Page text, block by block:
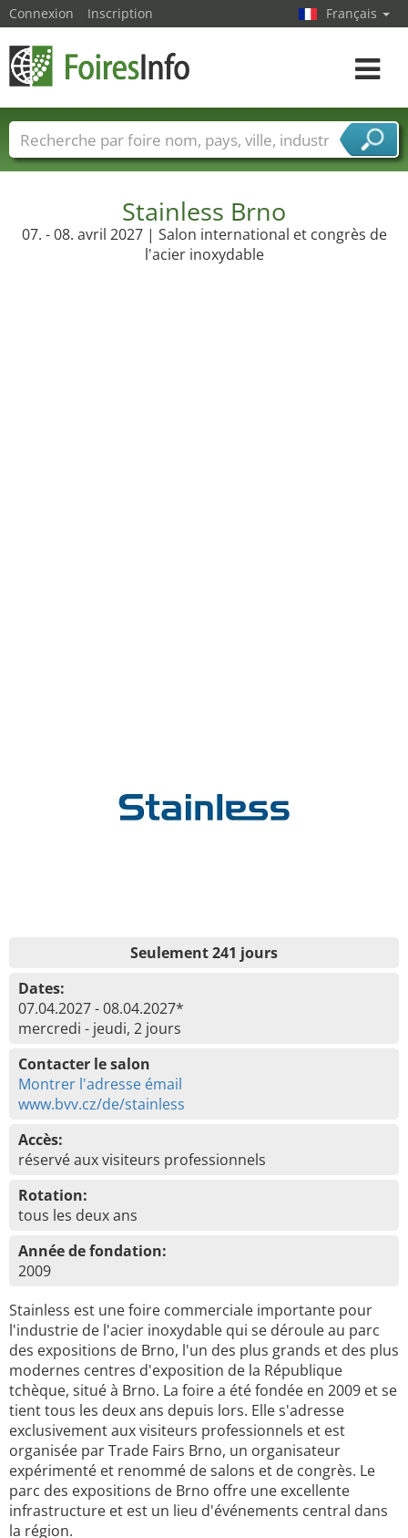
Stainless Brno
07. - 08. avril 2027 | Salon international et congrès de
l'acier inoxydable
Seulement 241 jours
Dates:
07.04.2027 - 08.04.2027*
mercredi - jeudi, 2 jours
Contacter le salon
Montrer l'adresse émail
www.bvv.cz/de/stainless
Accès:
réservé aux visiteurs professionnels
Rotation:
tous les deux ans
Année de fondation:
2009
Stainless est une foire commerciale importante pour
l'industrie de l'acier inoxydable qui se déroule au parc
des expositions de Brno, l'un des plus grands et des plus
modernes centres d'exposition de la République
tchèque, situé à Brno. La foire a été fondée en 2009 et se
tient tous les deux ans depuis lors. Elle s'adresse
exclusivement aux visiteurs professionnels et est
organisée par Trade Fairs Brno, un organisateur
expérimenté et renommé de salons et de congrès. Le
parc des expositions de Brno offre une excellente
infrastructure et est un lieu d'événements central dans
la région.
Connexion Inscription Français
Toggle
Foire noms Pays Villes
Secteurs de foire